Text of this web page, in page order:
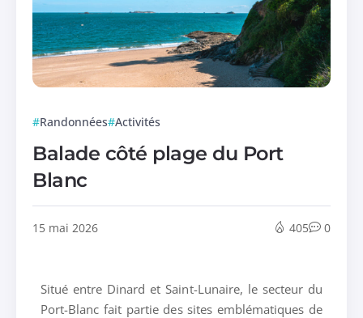
Randonnées Activités
Balade côté plage du Port
Blanc
15 mai 2026 405 0
Situé entre Dinard etSaint-Lunaire, le secteur du
Port-Blanc fait partie des sites emblématiques de